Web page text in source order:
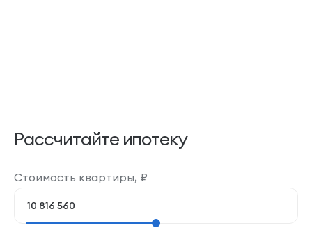
Рассчитайте ипотеку
Стоимость квартиры, ₽